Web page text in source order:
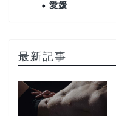
愛媛
最新記事